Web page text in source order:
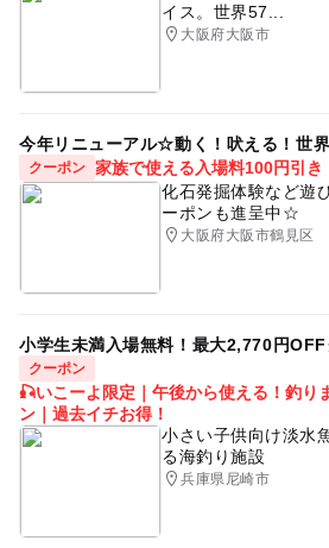
イス。世界57...
大阪府大阪市
今年リニューアル☆動く！吠える！世
クーポン 家族で使える入場料100円引き
化石発掘体験など遊
ーポンも進呈中☆
大阪府大阪市鶴見区
小学生未満入場無料！最大2,770円OFF
クーポン
🎣いこーよ限定｜午後から使える！釣り
ン｜過去イチお得！
小さい子供向け淡水
る海釣り施設
兵庫県尼崎市